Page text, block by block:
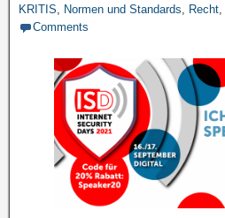
KRITIS, Normen und Standards, Recht,
Comments